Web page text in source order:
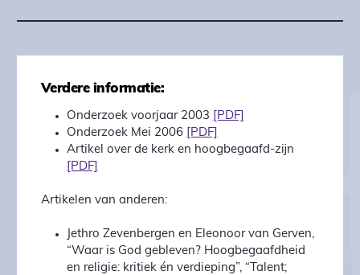
Verdere informatie:
Onderzoek voorjaar 2003
[PDF]
Onderzoek Mei 2006
[PDF]
Artikel over de kerk en hoogbegaafd-zijn
[PDF]
Artikelen van anderen:
Jethro Zevenbergen en Eleonoor van Gerven,
“Waar is God gebleven? Hoogbegaafdheid
en religie: kritiek én verdieping”, “Talent;